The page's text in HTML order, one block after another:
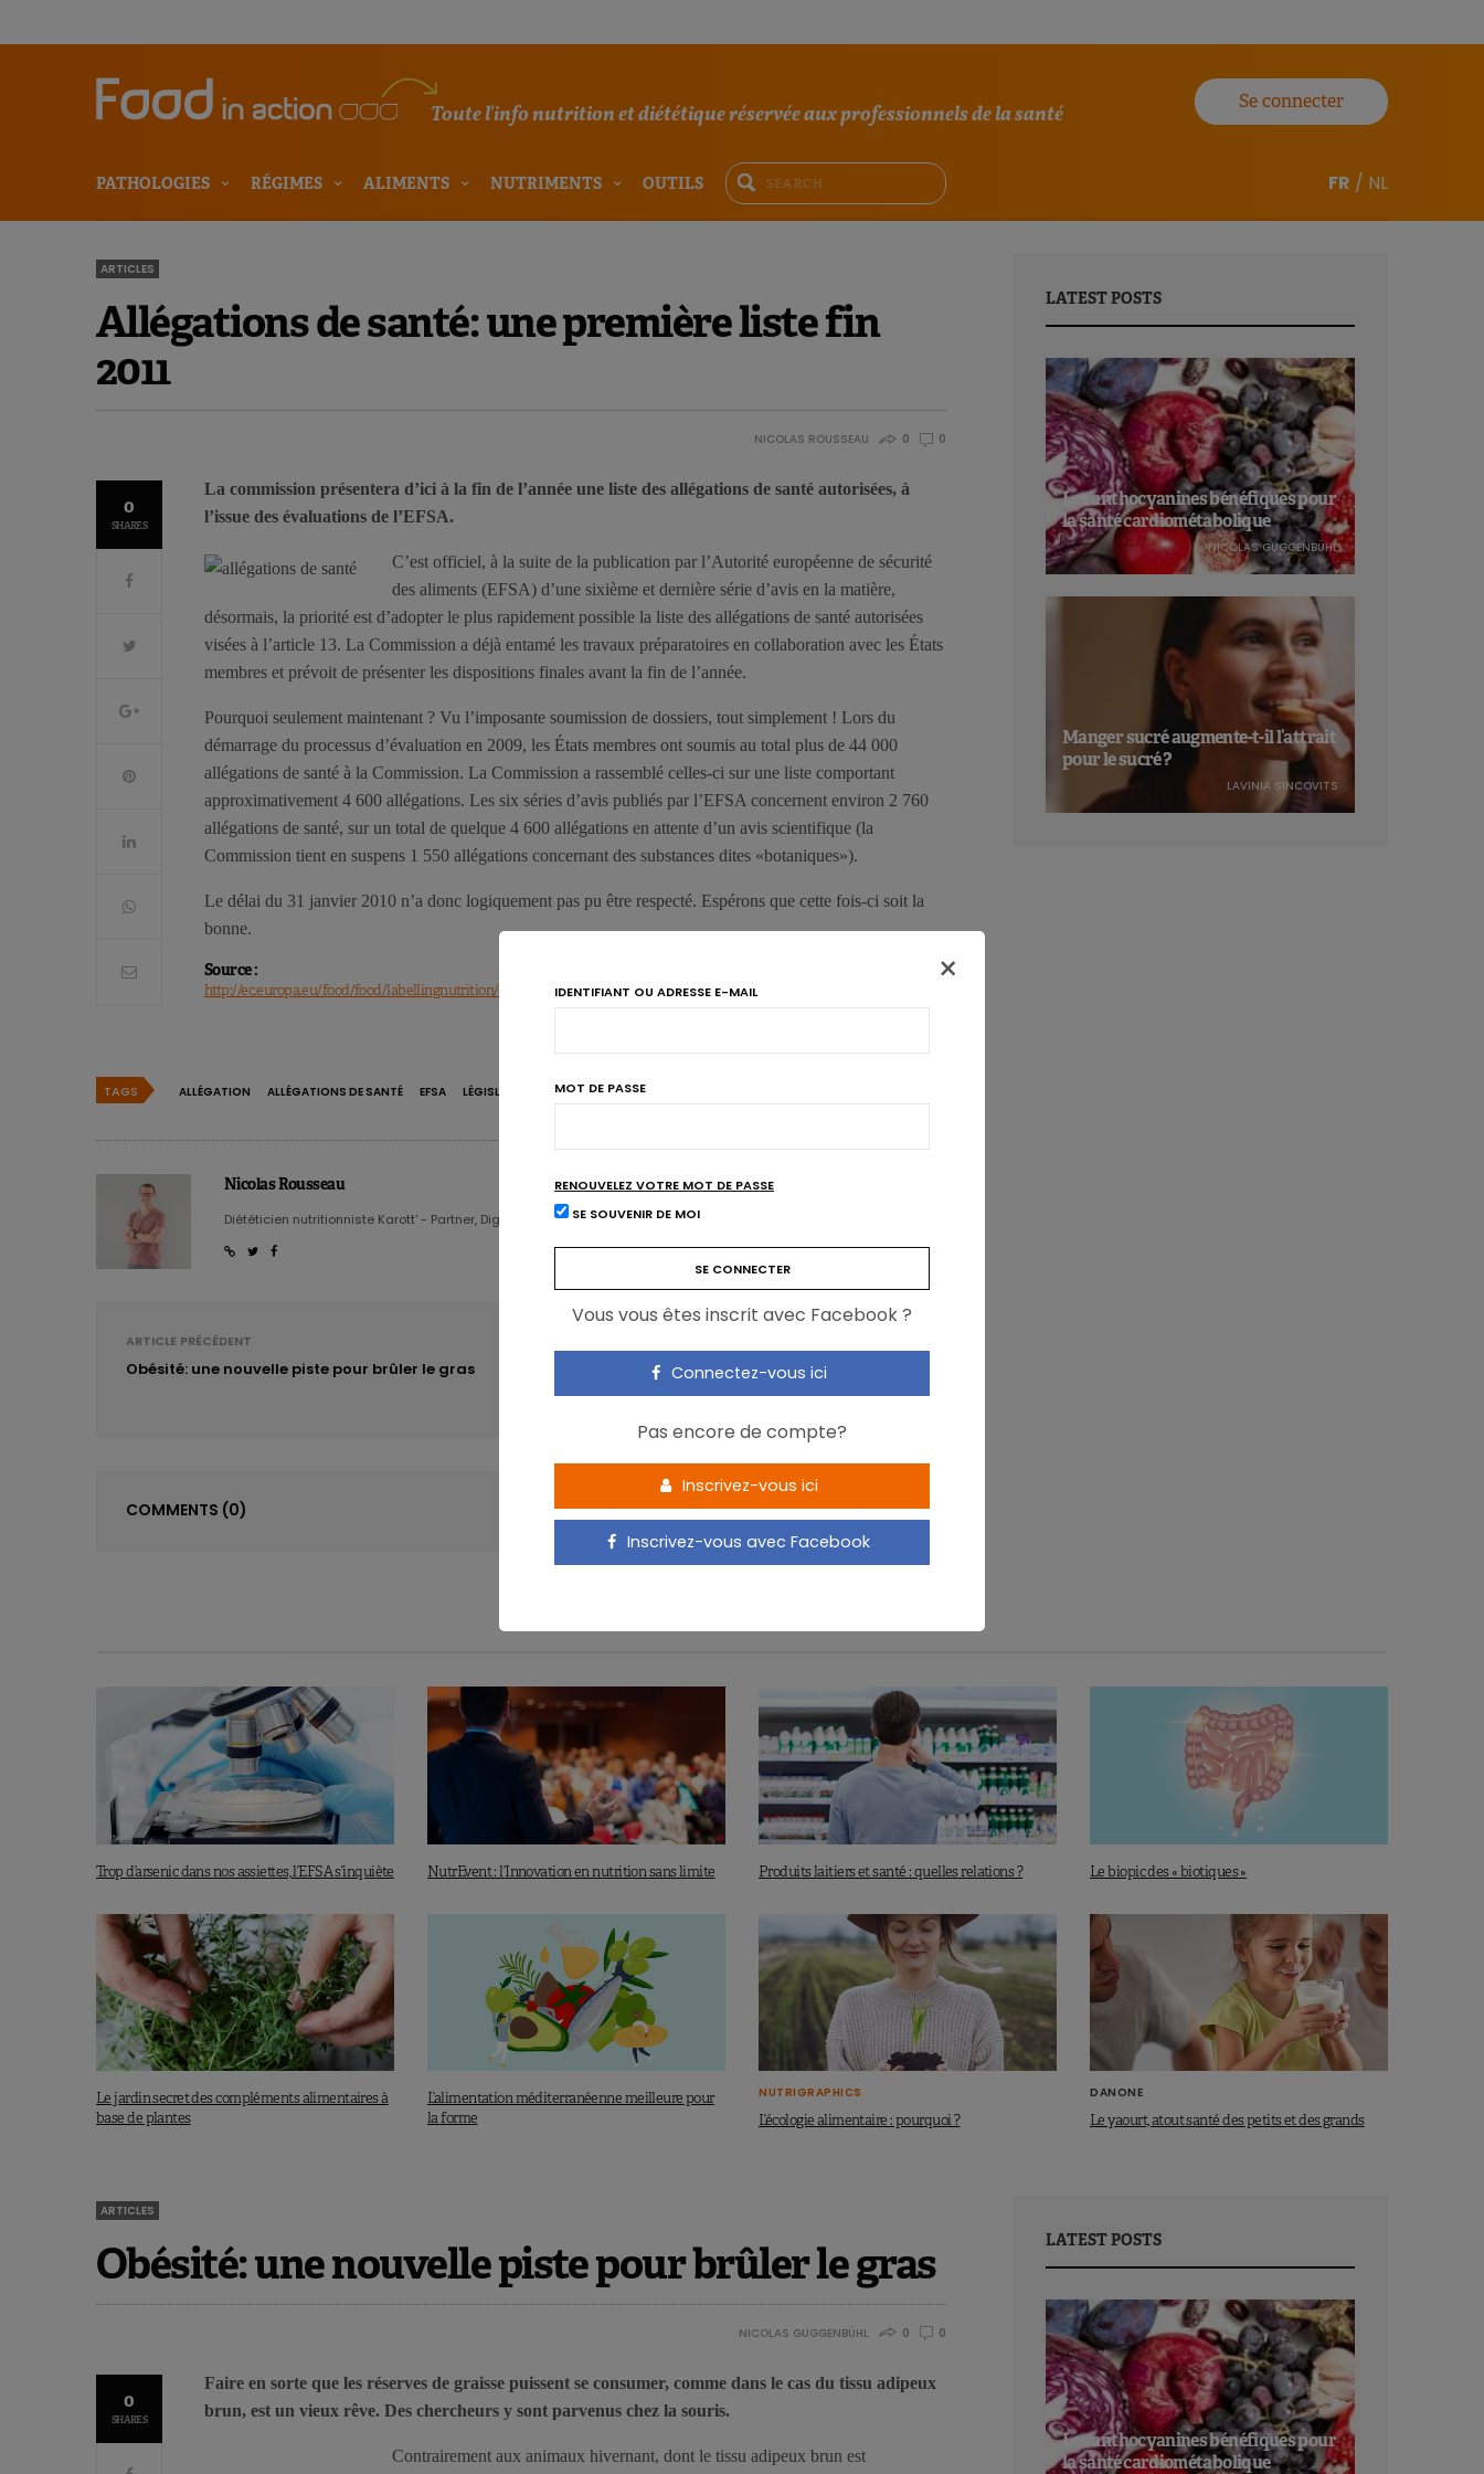
Toute l'info nutrition et diététique réservée aux professionnels de la santé
Se connecter
PATHOLOGIES RÉGIMES ALIMENTS NUTRIMENTS OUTILS FR / NL
ARTICLES
Allégations de santé: une première liste fin
2011
NICOLAS ROUSSEAU 0 0
0
SHARES
La commission présentera d’ici à la fin de l’année une liste des allégations de santé autorisées, à
l’issue des évaluations de l’EFSA.
C’est officiel, à la suite de la publication par l’Autorité européenne de sécurité
des aliments (EFSA) d’une sixième et dernière série d’avis en la matière,
désormais, la priorité est d’adopter le plus rapidement possible la liste des allégations de santé autorisées
visées à l’article 13. La Commission a déjà entamé les travaux préparatoires en collaboration avec les États
membres et prévoit de présenter les dispositions finales avant la fin de l’année.
Pourquoi seulement maintenant ? Vu l’imposante soumission de dossiers, tout simplement ! Lors du
démarrage du processus d’évaluation en 2009, les États membres ont soumis au total plus de 44 000
allégations de santé à la Commission. La Commission a rassemblé celles-ci sur une liste comportant
approximativement 4 600 allégations. Les six séries d’avis publiés par l’EFSA concernent environ 2 760
allégations de santé, sur un total de quelque 4 600 allégations en attente d’un avis scientifique (la
Commission tient en suspens 1 550 allégations concernant des substances dites «botaniques»).
Le délai du 31 janvier 2010 n’a donc logiquement pas pu être respecté. Espérons que cette fois-ci soit la
bonne.
Source :
http://ec.europa.eu/food/food/labellingnutrition/claims/health_claims_en.htm
TAGS ALLÉGATION ALLÉGATIONS DE SANTÉ EFSA LÉGISLATION SANTÉ
Nicolas Rousseau
Diététicien nutritionniste Karott' - Partner, Digital Expert & Nutrition Strategist
ARTICLE PRÉCÉDENT
Obésité: une nouvelle piste pour brûler le gras
Recherche pionnière sur le microbiome
intestinal
COMMENTS (0)
LATEST POSTS
Les anthocyanines bénéfiques pour
la santé cardiométabolique
NICOLAS GUGGENBÜHL
Manger sucré augmente-t-il l’attrait
pour le sucré ?
LAVINIA SINCOVITS
Trop d’arsenic dans nos assiettes, l’EFSA s’inquiète NutrEvent : l’Innovation en nutrition sans limite Produits laitiers et santé : quelles relations ? Le biopic des « biotiques »
Le jardin secret des compléments alimentaires à
base de plantes
L’alimentation méditerranéenne meilleure pour
la forme
NUTRIGRAPHICS
L’écologie alimentaire : pourquoi ?
DANONE
Le yaourt, atout santé des petits et des grands
ARTICLES
Obésité: une nouvelle piste pour brûler le gras
NICOLAS GUGGENBÜHL 0 0
0
SHARES
Faire en sorte que les réserves de graisse puissent se consumer, comme dans le cas du tissu adipeux
brun, est un vieux rêve. Des chercheurs y sont parvenus chez la souris.
Contrairement aux animaux hivernant, dont le tissu adipeux brun est
LATEST POSTS
Les anthocyanines bénéfiques pour
la santé cardiométabolique
×
IDENTIFIANT OU ADRESSE E-MAIL
MOT DE PASSE
RENOUVELEZ VOTRE MOT DE PASSE
SE SOUVENIR DE MOI
Vous vous êtes inscrit avec Facebook ?
Connectez-vous ici
Pas encore de compte?
Inscrivez-vous ici
Inscrivez-vous avec Facebook